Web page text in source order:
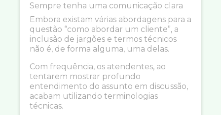
Sempre tenha uma comunicação clara
Embora existam várias abordagens para a
questão “como abordar um cliente”, a
inclusão de jargões e termos técnicos
não é, de forma alguma, uma delas.
Com frequência, os atendentes, ao
tentarem mostrar profundo
entendimento do assunto em discussão,
acabam utilizando terminologias
técnicas.